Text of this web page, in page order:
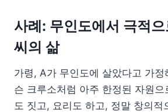
사례: 무인도에서 극적
씨의 삶
가령, A가 무인도에 살았다고 가정
슨 크루소처럼 아주 한정된 자원으
도 짓고, 요리도 하고, 정말 창의적